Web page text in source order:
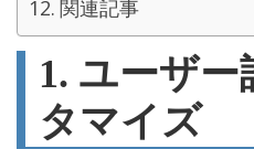
関連記事
1. ユーザ
タマイズ